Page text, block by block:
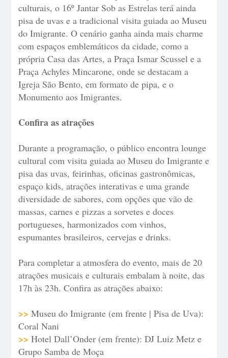
culturais, o 16º Jantar Sob as Estrelas terá ainda
pisa de uvas e a tradicional visita guiada ao Museu
do Imigrante. O cenário ganha ainda mais charme
com espaços emblemáticos da cidade, como a
própria Casa das Artes, a Praça Ismar Scussel e a
Praça Achyles Mincarone, onde se destacam a
Igreja São Bento, em formato de pipa, e o
Monumento aos Imigrantes.
Confira as atrações
Durante a programação, o público encontra lounge
cultural com visita guiada ao Museu do Imigrante e
pisa das uvas, feirinhas, oficinas gastronômicas,
espaço kids, atrações interativas e uma grande
diversidade de sabores, com opções que vão de
massas, carnes e pizzas a sorvetes e doces
portugueses, harmonizados com vinhos,
espumantes brasileiros, cervejas e drinks.
Para completar a atmosfera do evento, mais de 20
atrações musicais e culturais embalam à noite, das
17h às 23h. Confira as atrações abaixo:
>> Museu do Imigrante (em frente | Pisa de Uva):
Coral Nani
>> Hotel Dall’Onder (em frente): DJ Luiz Metz e
Grupo Samba de Moça